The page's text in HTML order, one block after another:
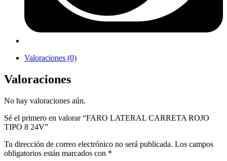
Valoraciones (0)
Valoraciones
No hay valoraciones aún.
Sé el primero en valorar “FARO LATERAL CARRETA ROJO
TIPO 8 24V”
Tu dirección de correo electrónico no será publicada. Los campos
obligatorios están marcados con *